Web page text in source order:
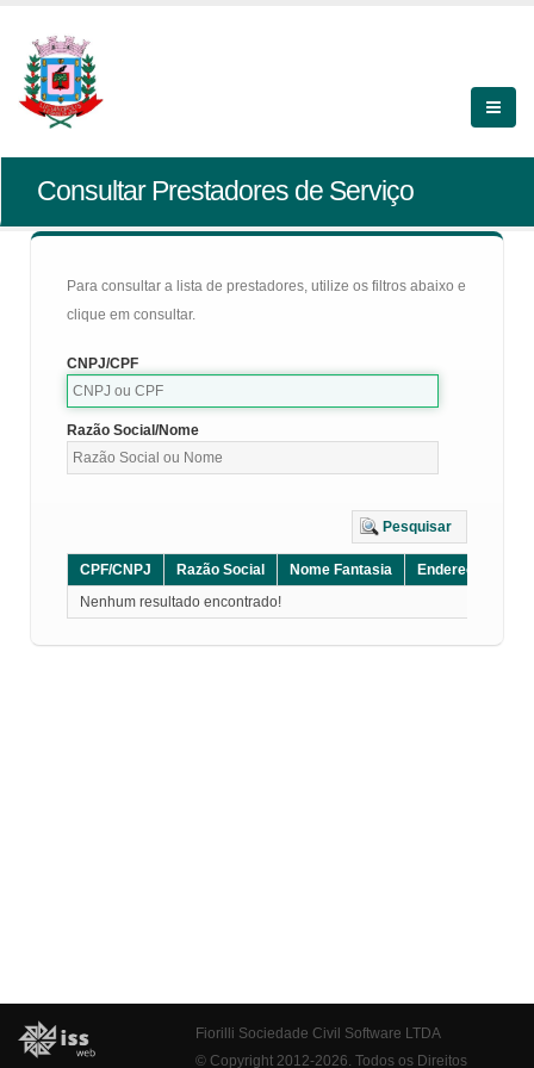
Consultar Prestadores de Serviço
Para consultar a lista de prestadores, utilize os filtros abaixo e
clique em consultar.
CNPJ/CPF
Razão Social/Nome
Pesquisar
CPF/CNPJ Razão Social Nome Fantasia Endereço
Nenhum resultado encontrado!
Fiorilli Sociedade Civil Software LTDA
© Copyright 2012-2026. Todos os Direitos